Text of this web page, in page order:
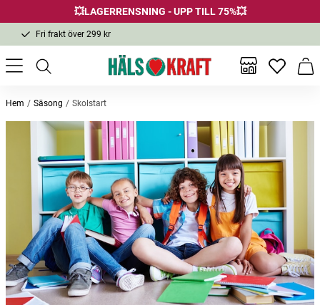
💥LAGERRENSNING - UPP TILL 75%💥
Fri frakt över 299 kr
1-3 dagars leverans
Samma pris i butik & online
Fri frakt över 299 kr
Inga
Hem Säsong Skolstart